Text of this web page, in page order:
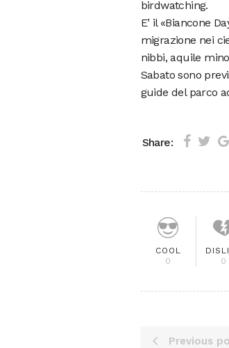
birdwatching.
E’ il «Biancone
migrazione nei
nibbi, aquile
Sabato sono
guide del parco
Share:
COOL
0
0
Previous